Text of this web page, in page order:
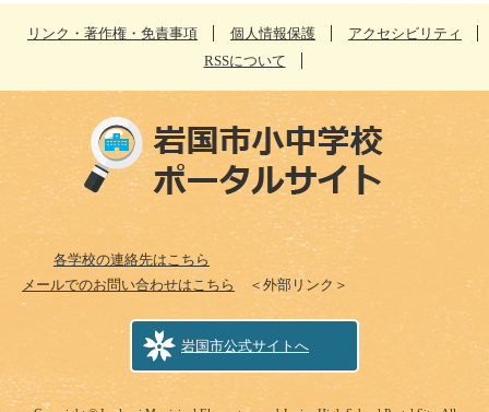
リンク・著作権・免責事項 個人情報保護
アクセシビリティ
RSSについて
各学校の連絡先はこちら
メールでのお問い合わせはこちら
＜外部リンク＞
岩国市公式サイトへ